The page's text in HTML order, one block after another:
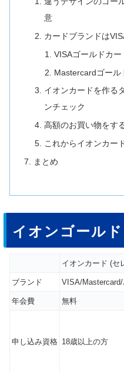
意
カードブランドは
VISAゴールドカー
Mastercardゴール
イオンカードを作る
ンチェック
高額のお買い物をす
これからイオンカー
まとめ
イオンゴール
イオンカード (セ
ブランド VISA/Mastercard/
年会費 無料
申し込み資格 18歳以上の方